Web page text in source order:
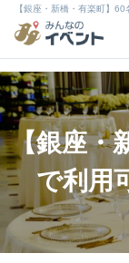
【銀座・新橋・有楽町】
【銀座・
で利用